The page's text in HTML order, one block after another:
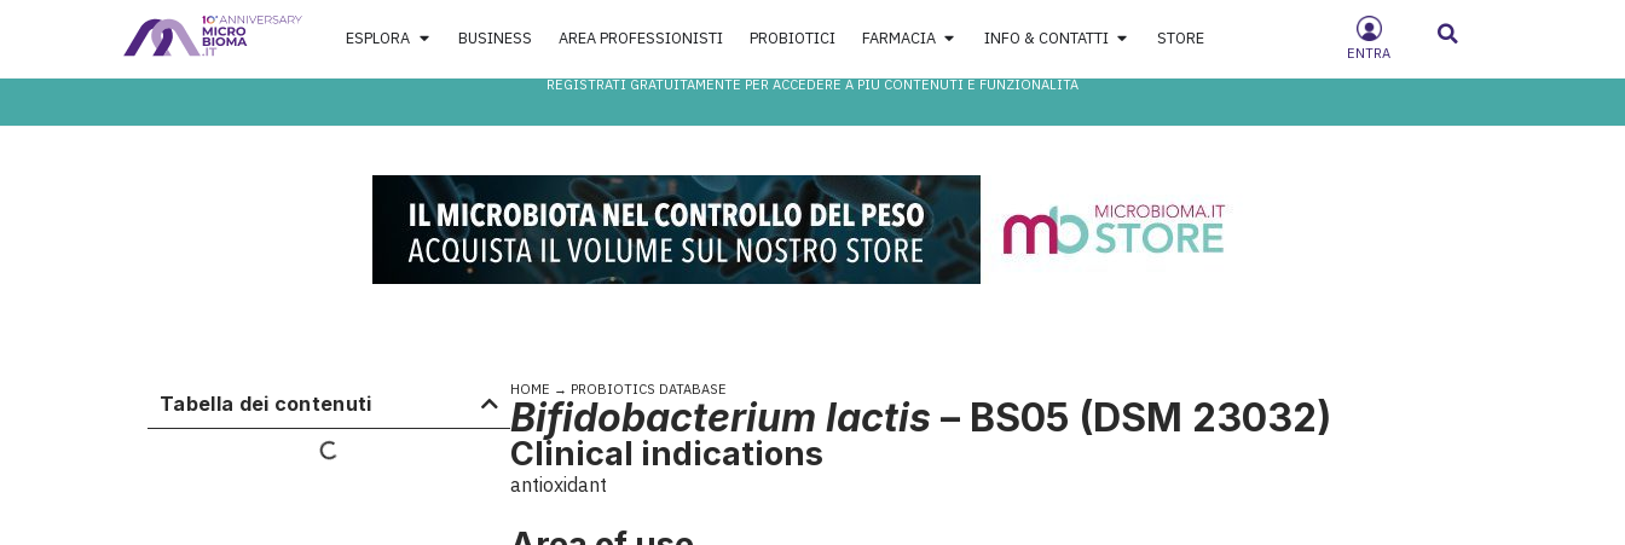
ESPLORA BUSINESS AREA PROFESSIONISTI PROBIOTICI FARMACIA INFO & CONTATTI STORE
ENTRA
REGISTRATI GRATUITAMENTE PER ACCEDERE A PIÙ CONTENUTI E FUNZIONALITÀ
Tabella dei contenuti
HOME → PROBIOTICS DATABASE
Bifidobacterium lactis – BS05 (DSM 23032)
Clinical indications
antioxidant